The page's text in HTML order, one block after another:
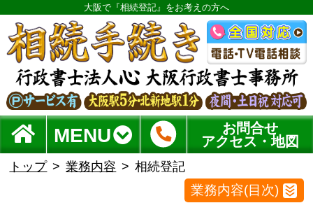
大阪で『相続登記』をお考えの方へ
MENU
お問合せ
アクセス・地図
トップ 業務内容 相続登記
業務内容(目次)